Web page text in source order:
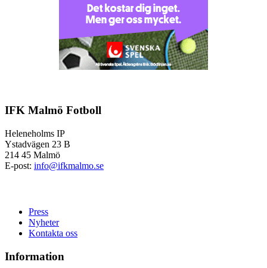
IFK Malmö Fotboll
Heleneholms IP
Ystadvägen 23 B
214 45 Malmö
E-post: info@ifkmalmo.se
Press
Nyheter
Kontakta oss
Information